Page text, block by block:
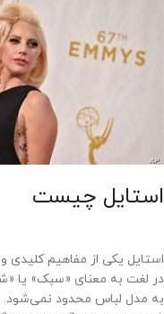
استایل چیست
استایل یکی از مفاهیم کلیدی
در لغت به معنای «سبک» یا
به مدل لباس محدود نمی‌شود.